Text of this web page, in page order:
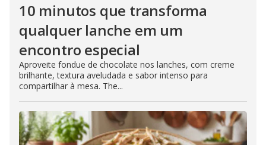
10 minutos que transforma
qualquer lanche em um
encontro especial
Aproveite fondue de chocolate nos lanches, com creme
brilhante, textura aveludada e sabor intenso para
compartilhar à mesa. The...